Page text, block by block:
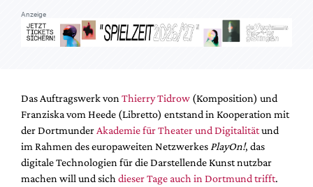
Anzeige
Das Auftragswerk von Thierry Tidrow (Komposition) und
Franziska vom Heede (Libretto) entstand in Kooperation mit
der Dortmunder Akademie für Theater und Digitalitätund
im Rahmen des europaweiten Netzwerkes PlayOn!, das
digitale Technologien für die Darstellende Kunst nutzbar
machen will und sich dieser Tage auch in Dortmund trifft.